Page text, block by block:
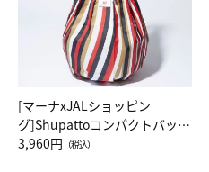
[マーナxJALショッピン
グ]Shupattoコンパクトバッグ
Drop JAL客室乗務員（LC）ス
3,960円 （税込）